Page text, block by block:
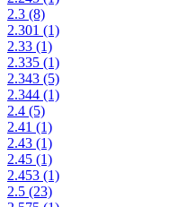
2.3 (8)
2.301 (1)
2.33 (1)
2.335 (1)
2.343 (5)
2.344 (1)
2.4 (5)
2.41 (1)
2.43 (1)
2.45 (1)
2.453 (1)
2.5 (23)